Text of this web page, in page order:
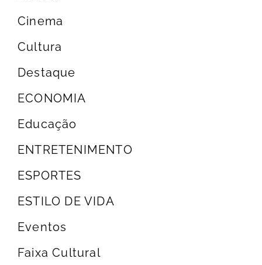
Cinema
Cultura
Destaque
ECONOMIA
Educação
ENTRETENIMENTO
ESPORTES
ESTILO DE VIDA
Eventos
Faixa Cultural